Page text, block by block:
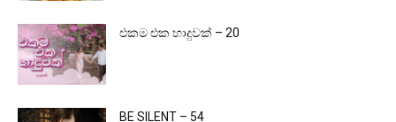
එකම එක හාදුවක් – 20
BE SILENT – 54